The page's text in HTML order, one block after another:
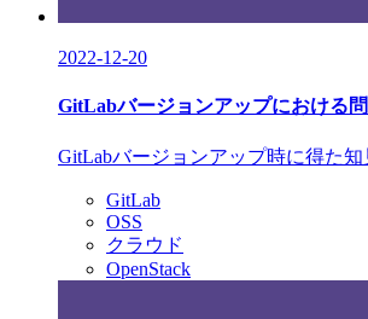
2022-12-20
GitLabバージョンアップにおける
GitLabバージョンアップ時に得た知
GitLab
OSS
クラウド
OpenStack